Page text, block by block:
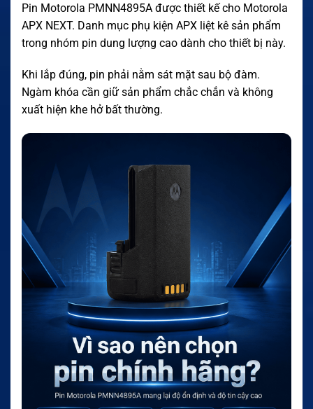
Pin Motorola PMNN4895A được thiết kế cho Motorola
APX NEXT. Danh mục phụ kiện APX liệt kê sản phẩm
trong nhóm pin dung lượng cao dành cho thiết bị này.
Khi lắp đúng, pin phải nằm sát mặt sau bộ đàm.
Ngàm khóa cần giữ sản phẩm chắc chắn và không
xuất hiện khe hở bất thường.